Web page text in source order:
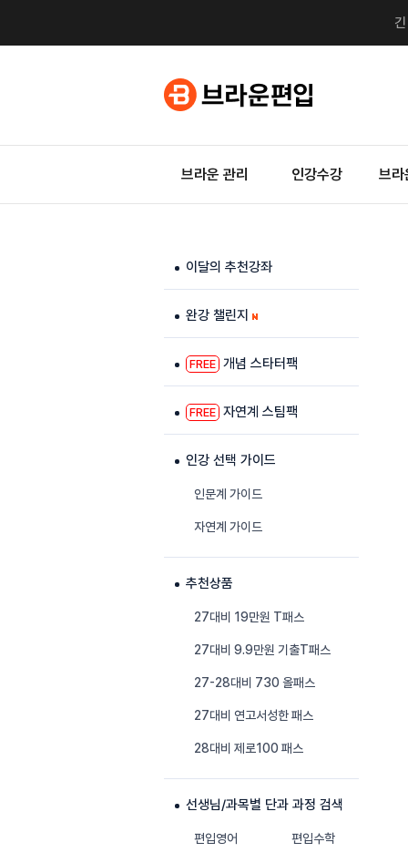
브라운 관리 인강수강 브라
이달의 추천강좌
완강 챌린지
FREE 개념 스타터팩
FREE 자연계 스팀팩
인강 선택 가이드
인문계 가이드
자연계 가이드
추천상품
27대비 19만원 T패스
27대비 9.9만원 기출T패스
27-28대비 730 올패스
27대비 연고서성한 패스
28대비 제로100 패스
선생님/과목별 단과 과정 검색
편입영어 편입수학